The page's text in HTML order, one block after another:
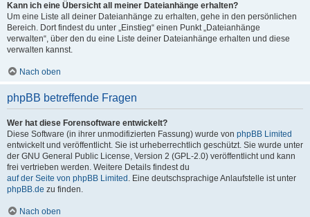
Kann ich eine Übersicht all meiner Dateianhänge erhalten?
Um eine Liste all deiner Dateianhänge zu erhalten, gehe in den persönlichen
Bereich. Dort findest du unter „Einstieg“ einen Punkt „Dateianhänge
verwalten“, über den du eine Liste deiner Dateianhänge erhalten und diese
verwalten kannst.
Nach oben
phpBB betreffende Fragen
Wer hat diese Forensoftware entwickelt?
Diese Software (in ihrer unmodifizierten Fassung) wurde von phpBB Limited
entwickelt und veröffentlicht. Sie ist urheberrechtlich geschützt. Sie wurde unter
der GNU General Public License, Version 2 (GPL-2.0) veröffentlicht und kann
frei vertrieben werden. Weitere Details findest du
auf der Seite von phpBB Limited . Eine deutschsprachige Anlaufstelle ist unter
phpBB.de zu finden.
Nach oben